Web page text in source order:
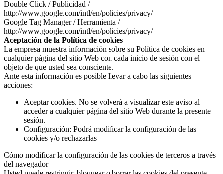
Double Click / Publicidad /
http://www.google.com/intl/en/policies/privacy/
Google Tag Manager / Herramienta /
http://www.google.com/intl/en/policies/privacy/
Aceptación de la Política de cookies
La empresa muestra información sobre su Política de cookies en
cualquier página del sitio Web con cada inicio de sesión con el
objeto de que usted sea consciente.
Ante esta información es posible llevar a cabo las siguientes
acciones:
Aceptar cookies. No se volverá a visualizar este aviso al
acceder a cualquier página del sitio Web durante la presente
sesión.
Configuración: Podrá modificar la configuración de las
cookies y/o rechazarlas
Cómo modificar la configuración de las cookies de terceros a través
del navegador